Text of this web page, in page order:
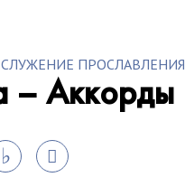
СЛУЖЕНИЕ ПРОСЛАВЛЕНИЯ
– Аккорды
♭